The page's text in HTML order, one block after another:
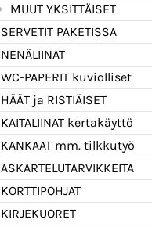
MUUT YKSITTÄISET
SERVETIT PAKETISSA
NENÄLIINAT
WC-PAPERIT kuviolliset
HÄÄT ja RISTIÄISET
KAITALIINAT kertakäyttö
KANKAAT mm. tilkkutyö
ASKARTELUTARVIKKEITA
KORTTIPOHJAT
KIRJEKUORET